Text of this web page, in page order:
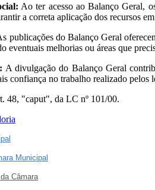
Ao ter acesso ao Balanço Geral,
a correta aplicação dos recursos
publicações do Balanço Geral
eventuais melhorias ou áreas que
A divulgação do Balanço Geral
confiança no trabalho realizado pelos
48, "caput", da LC nº 101/00.